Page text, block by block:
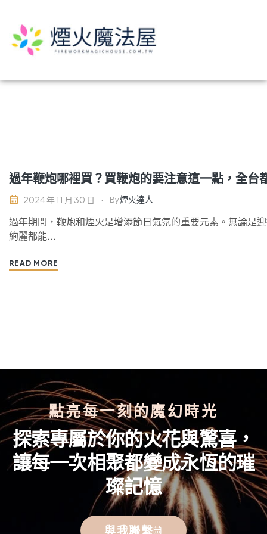
過年鞭炮哪裡買？買鞭炮的要注意這一點，全台
2024 年 11 月 30 日 By煙火達人
過年期間，鞭炮和煙火是增添節日氣氛的重要元素。無論是
絢麗都能...
READ MORE
點亮每一刻的魔幻時光
探索專屬於你的火花與驚喜，
讓每一次相聚都變成永恆的璀
璨記憶
與我聯繫